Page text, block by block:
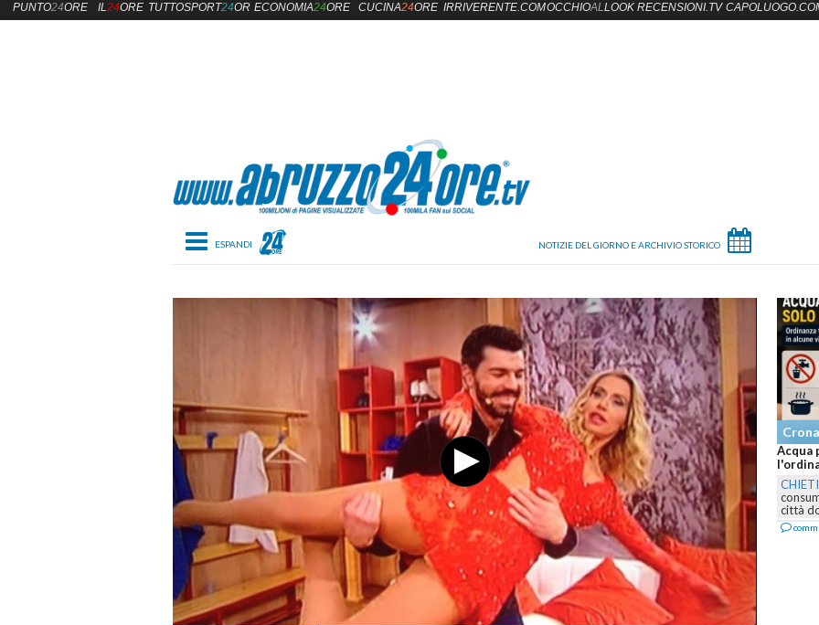
Toggle navigation
Cronaca
Acqua
CHIETI-Il
consumo
città
commenta
PUNTO24ORE IL24ORE TUTTOSPORT24OREECONOMIA24ORE CUCINA24ORE IRRIVERENTE.COMOCCHIOALLOOK RECENSIONI.TV